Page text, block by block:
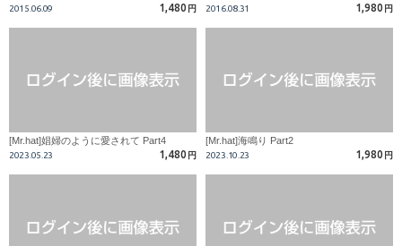
2015.06.09 1,480 円 2016.08.31 1,980 円
[Mr.hat]娼婦のように愛されて Part4
2023.05.23 1,480 円
[Mr.hat]海鳴り Part2
2023.10.23 1,980 円